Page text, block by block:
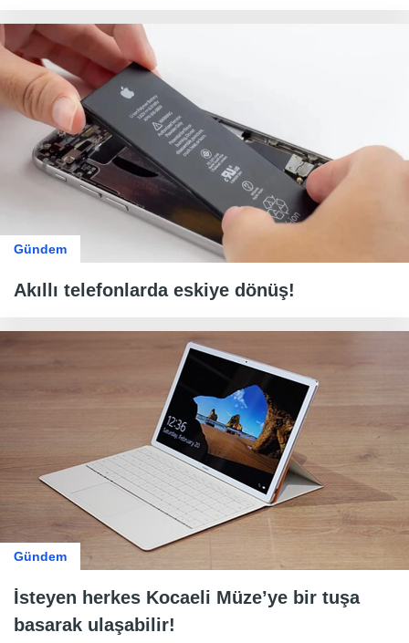
Gündem
Akıllı telefonlarda eskiye dönüş!
Gündem
İsteyen herkes Kocaeli Müze’ye bir tuşa
basarak ulaşabilir!